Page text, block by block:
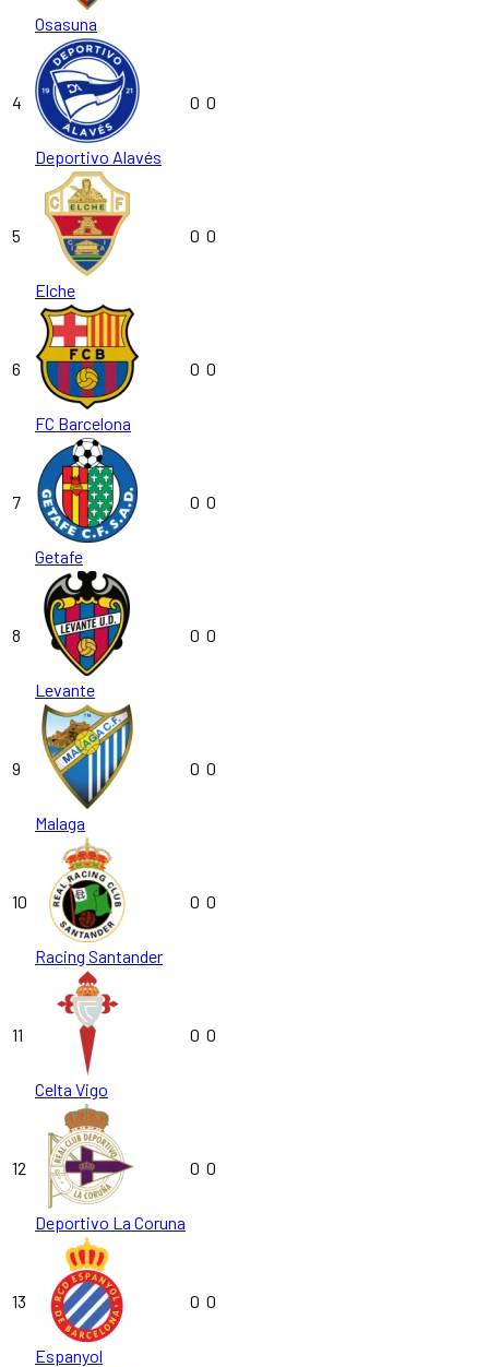
Osasuna
4
Deportivo Alavés
0 0
5
Elche
0 0
6
FC Barcelona
0 0
7
Getafe
0 0
8
Levante
0 0
9
Malaga
0 0
10
Racing Santander
0 0
11
Celta Vigo
0 0
12
Deportivo La Coruna
0 0
13
Espanyol
0 0